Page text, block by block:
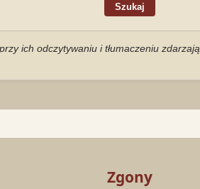
ich odczytywaniu i tłumaczeniu
Zgony